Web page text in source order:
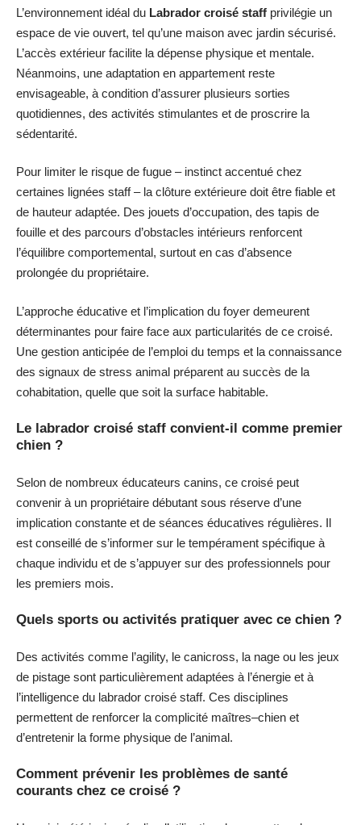
L’environnement idéal du Labrador croisé staff privilégie un
espace de vie ouvert, tel qu’une maison avec jardin sécurisé.
L’accès extérieur facilite la dépense physique et mentale.
Néanmoins, une adaptation en appartement reste
envisageable, à condition d’assurer plusieurs sorties
quotidiennes, des activités stimulantes et de proscrire la
sédentarité.
Pour limiter le risque de fugue – instinct accentué chez
certaines lignées staff – la clôture extérieure doit être fiable et
de hauteur adaptée. Des jouets d’occupation, des tapis de
fouille et des parcours d’obstacles intérieurs renforcent
l’équilibre comportemental, surtout en cas d’absence
prolongée du propriétaire.
L’approche éducative et l’implication du foyer demeurent
déterminantes pour faire face aux particularités de ce croisé.
Une gestion anticipée de l’emploi du temps et la connaissance
des signaux de stress animal préparent au succès de la
cohabitation, quelle que soit la surface habitable.
Le labrador croisé staff convient-il comme premier
chien ?
Selon de nombreux éducateurs canins, ce croisé peut
convenir à un propriétaire débutant sous réserve d’une
implication constante et de séances éducatives régulières. Il
est conseillé de s’informer sur le tempérament spécifique à
chaque individu et de s’appuyer sur des professionnels pour
les premiers mois.
Quels sports ou activités pratiquer avec ce chien ?
Des activités comme l’agility, le canicross, la nage ou les jeux
de pistage sont particulièrement adaptées à l’énergie et à
l’intelligence du labrador croisé staff. Ces disciplines
permettent de renforcer la complicité maîtres–chien et
d’entretenir la forme physique de l’animal.
Comment prévenir les problèmes de santé
courants chez ce croisé ?